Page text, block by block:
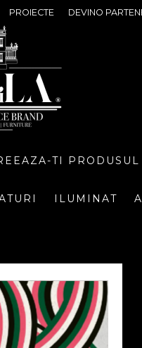
PROIECTE DEVINO
TI PRODUSUL
ILUMINAT